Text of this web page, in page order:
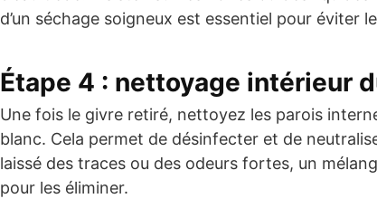
d’un séchage soigneux est essentiel pour éviter
Étape 4 : nettoyage intérieur
Une fois le givre retiré, nettoyez les parois
blanc. Cela permet de désinfecter et de
laissé des traces ou des odeurs fortes, un
pour les éliminer.